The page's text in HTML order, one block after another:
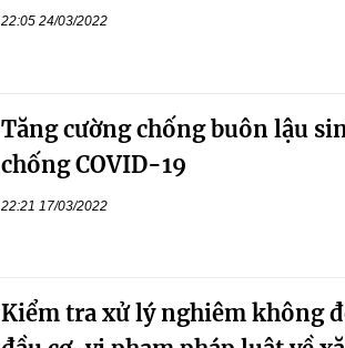
22:05 24/03/2022
Tăng cường chống buôn lậu
chống COVID-19
22:21 17/03/2022
Kiểm tra xử lý nghiêm không